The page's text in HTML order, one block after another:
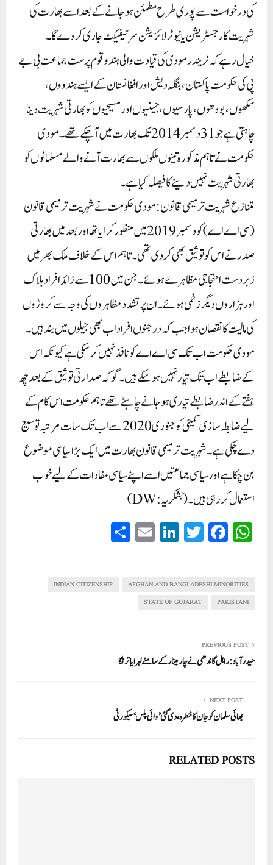
کی درخواست سے پوری طرح مطمئن ہوجانے کے بعد اسے بھارت کی
شہریت کا رجسٹریشن یا نیوٹرلائزیشن سرٹیفیکٹ جاری کر دے گا۔
خیال رہے کہ نریندر مودی کی قیادت والی ہندو قوم پرست جماعت بی جے
پی کی حکومت پاکستان، بنگلہ دیش اور افغانستان کے ایسے ہندووں،
سکھوں، بودھوں، پارسیوں، جینیوں اور مسیحیوں کو بھارتی شہریت دینا
چاہتی ہے جو 31 دسمبر 2014 تک بھارت میں آ چکے تھے۔ مودی
حکومت نے تاہم مذکورہ تینوں ملکوں سے بھارت آنے والے مسلمانوں کو
بھارتی شہریت نہیں دینے کا فیصلہ کیا ہے۔
متنازع شہریت ترمیمی قانون:مودی حکومت نے شہریت ترمیمی قانون
(سی اے اے) کو دسمبر 2019 میں منظور کرایا تھا اور بعد میں بھارتی
صدر نے اس کو توثیق بھی کر دی تھی۔ تاہم اس کے خلاف ملک بھر میں
زبردست احتجاجی مظاہرے ہوئے۔ جن میں 100 سے زائد افراد ہلاک
اور ہزاروں دیگر زخمی ہوئے۔ ان پرتشدد مظاہروں کی وجہ سے کروڑوں
کی مالیت کا نقصان ہوا جب کہ درجنوں افراد اب بھی جیلوں میں بند ہیں۔
مودی حکومت اب تک سی اے اے کو نافذ نہیں کرسکی ہے کیونکہ اس
کے ضابطے اب تک تیار نہیں ہوسکے ہیں۔ گوکہ صدارتی توثیق کے بعد چھ
ہفتے کے اندر ضابطے تیاری ہوجانے چاہئے تھے تاہم حکومت اس کام کے
لیے ضابطہ ساز ی کمیٹی کو جنوری2020 سے اب تک سات مرتبہ توسیع
دے چکی ہے۔شہریت ترمیمی قانون بھارت میں ایک بڑا سیاسی موضوع
بن چکا ہے اور سیاسی جماعتیں اسے اپنے سیاسی مفادات کے لیے خوب
استعمال کر رہی ہیں۔(بشکریہ: DW)
W
ha
A
pp
Fa
ce
ok
T
wi
r
Li
nk
In
E
m
AFGHAN AND BANGLADESHI MINORITIES
INDIAN CITIZENSHIP
PAKISTANI
STATE OF GUJARAT
PREVIOUS POST
حیدرآباد: راہل گاندھی نے چارمینار کے سامنے لہرایا ترنگا
NEXT POST
بھائی سلمان کو جان کا خطرہ، دی گئی ’وائی پلس‘ سیکورٹی
RELATED POSTS